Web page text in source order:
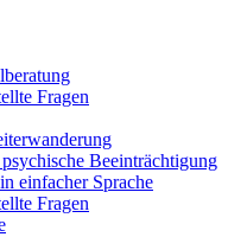
Fragen
Beeinträchtigung
einfacher Sprache
Fragen